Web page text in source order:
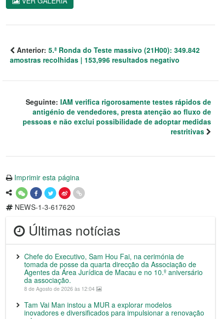
Anterior: 5.ª Ronda do Teste massivo (21H00): 349.842
amostras recolhidas | 153,996 resultados negativo
Seguinte: IAM verifica rigorosamente testes rápidos de
antigénio de vendedores, presta atenção ao fluxo de
pessoas e não exclui possibilidade de adoptar medidas
restritivas
Imprimir esta página
NEWS-1-3-617620
Últimas notícias
Chefe do Executivo, Sam Hou Fai, na cerimónia de
tomada de posse da quarta direcção da Associação de
Agentes da Área Jurídica de Macau e no 10.º aniversário
da associação.
8 de Agosto de 2026 às 12:04
Tam Vai Man instou a MUR a explorar modelos
inovadores e diversificados para impulsionar a renovação